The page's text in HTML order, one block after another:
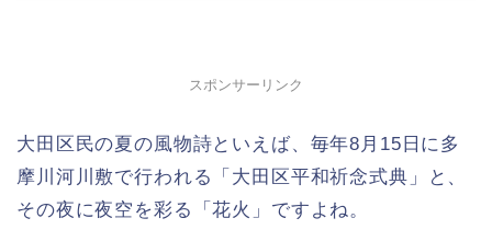
スポンサーリンク
大田区民の夏の風物詩といえば、毎年8月15日に多
摩川河川敷で行われる「大田区平和祈念式典」と、
その夜に夜空を彩る「花火」ですよね。